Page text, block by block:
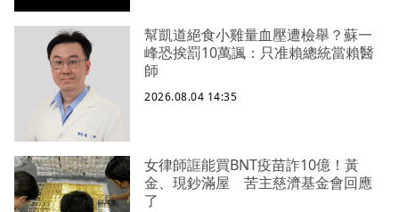
幫凱道絕食小雞量血壓遭檢舉？蘇一
峰恐挨罰10萬諷：只准賴總統當賴醫
師
2026.08.04 14:35
女律師誆能買BNT疫苗詐10億！黃
金、現鈔滿屋 苦主慈濟基金會回應
了